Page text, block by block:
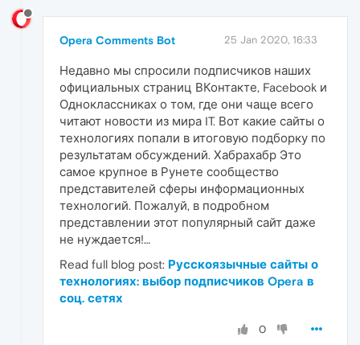
Opera Comments Bot 25 Jan 2020, 16:33
Недавно мы спросили подписчиков наших
официальных страниц ВКонтакте, Facebook и
Одноклассниках о том, где они чаще всего
читают новости из мира IT. Вот какие сайты о
технологиях попали в итоговую подборку по
результатам обсуждений. Хабрахабр Это
самое крупное в Рунете сообщество
представителей сферы информационных
технологий. Пожалуй, в подробном
представлении этот популярный сайт даже
не нуждается!…
Read full blog post: Русскоязычные сайты о
технологиях: выбор подписчиков Opera в
соц. сетях
0